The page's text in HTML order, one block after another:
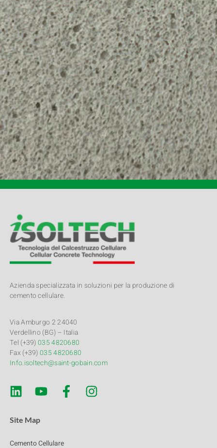
Azienda specializzata in soluzioni per la produzione di
cemento cellulare.
Via Amburgo 2 24040
Verdellino (BG) – Italia
Tel (+39)035 4820680
Fax (+39)035 4820680
Info.isoltech@saint-gobain.com
Site Map
Cemento Cellulare